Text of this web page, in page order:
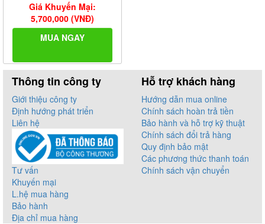
Giá Khuyến Mại:
5,700,000 (VNĐ)
MUA NGAY
Thông tin công ty
Giới thiệu công ty
Định hướng phát triển
Liên hệ
Tư vấn
Khuyến mại
L.hệ mua hàng
Bảo hành
Địa chỉ mua hàng
Hỗ trợ khách hàng
Hướng dẫn mua online
Chính sách hoàn trả tiền
Bảo hành và hỗ trợ kỹ thuật
Chính sách đổi trả hàng
Quy định bảo mật
Các phương thức thanh toán
Chính sách vận chuyển